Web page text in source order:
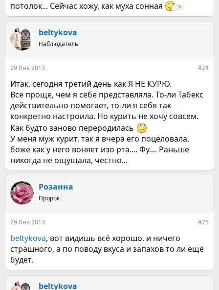
потолок... Сейчас хожу, как муха сонная
beltykova
Наблюдатель
29 Янв 2013 #24
Итак, сегодня третий день как Я НЕ КУРЮ.
Все проще, чем я себе представляла. То-ли Табекс
действительно помогает, то-ли я себя так
конкретно настроила. Но курить не хочу совсем.
Как будто заново переродилась
У меня муж курит, так я вчера его поцеловала,
боже как у него воняет изо рта.... Фу.... Раньше
никогда не ощущала, честно...
Розанна
Пророк
29 Янв 2013 #25
beltykova, вот видишь всё хорошо. и ничего
страшного, а по поводу вкуса и запахов то ли ещё
будет.
beltykova